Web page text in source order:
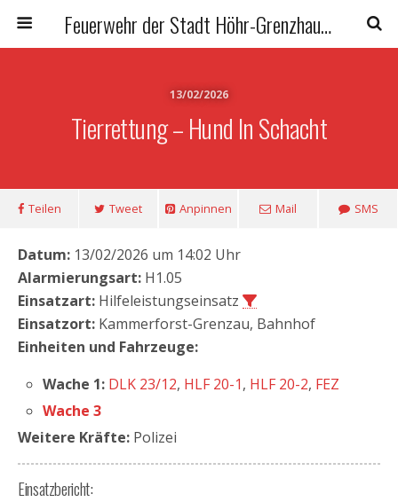
Feuerwehr der Stadt Höhr-Grenzhausen
13/02/2026
Tierrettung – Hund In Schacht
Teilen Tweet Anpinnen Mail SMS
Datum: 13/02/2026 um 14:02 Uhr
Alarmierungsart: H1.05
Einsatzart: Hilfeleistungseinsatz
Einsatzort: Kammerforst-Grenzau, Bahnhof
Einheiten und Fahrzeuge:
Wache 1: DLK 23/12, HLF 20-1, HLF 20-2, FEZ
Wache 3
Weitere Kräfte: Polizei
Einsatzbericht: